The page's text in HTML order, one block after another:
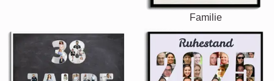
Familie